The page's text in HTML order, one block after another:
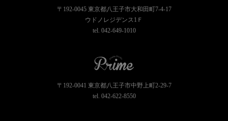
〒192-0045 東京都八王子市大和田町7-4-17
ウドノレジデンス1Ｆ
tel. 042-649-1010
〒192-0041 東京都八王子市中野上町2-29-7
tel. 042-622-8550